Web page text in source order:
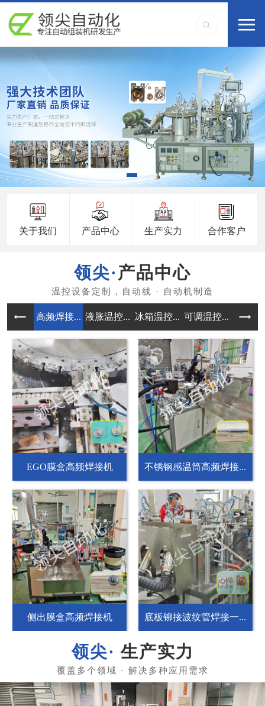
关于我们 产品中心 生产实力 合作客户
产品中心
高频焊接... 液胀温控... 冰箱温控... 可调温控... 自动
EGO膜盒高频焊接机 不锈钢感温筒高频焊接...
侧出膜盒高频焊接机 底板铆接波纹管焊接一...
生产实力